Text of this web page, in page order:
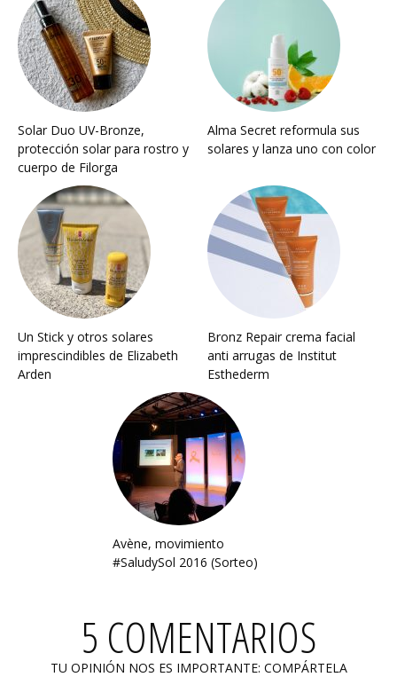
Solar Duo UV-Bronze,
protección solar para rostro y
cuerpo de Filorga
Alma Secret reformula sus
solares y lanza uno con color
Un Stick y otros solares
imprescindibles de Elizabeth
Arden
Bronz Repair crema facial
anti arrugas de Institut
Esthederm
Avène, movimiento
#SaludySol 2016 (Sorteo)
5 COMENTARIOS
TU OPINIÓN NOS ES IMPORTANTE: COMPÁRTELA